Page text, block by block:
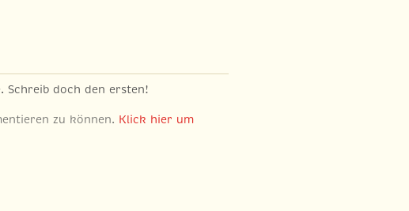
Schreib doch den ersten!
zu können. Klick hier um